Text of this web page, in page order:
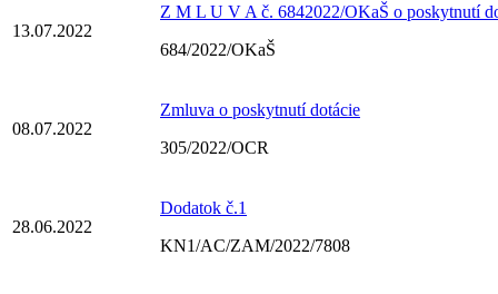
13.07.2022
Z M L U V A č. 6842022/OKaŠ o poskytnutí
684/2022/OKaŠ
08.07.2022
Zmluva o poskytnutí dotácie
305/2022/OCR
28.06.2022
Dodatok č.1
KN1/AC/ZAM/2022/7808